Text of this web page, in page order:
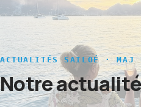
ACTUALITÉS SAILOÉ · MAJ
Notre actualité